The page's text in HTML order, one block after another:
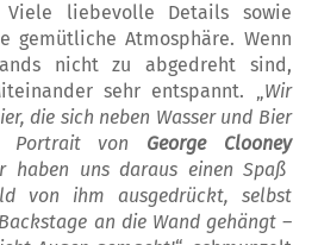
Viele liebevolle Details sowie
gemütliche Atmosphäre. Wenn
nicht zu ab­gedreht sind,
sehr entspannt. „Wir
die sich neben Wasser und Bier
Portrait von George Clooney
haben uns daraus einen Spaß
von ihm ausgedrückt, selbst
an die Wand gehängt–